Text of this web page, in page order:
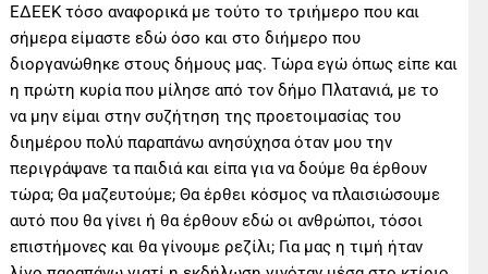
ΕΔΕΕΚ τόσο αναφορικά με τούτο το τριήμερο που και
σήμερα είμαστε εδώ όσο και στο διήμερο που
διοργανώθηκε στους δήμους μας. Τώρα εγώ όπως είπε και
η πρώτη κυρία που μίλησε από τον δήμο Πλατανιά, με το
να μην είμαι στην συζήτηση της προετοιμασίας του
διημέρου πολύ παραπάνω ανησύχησα όταν μου την
περιγράψανε τα παιδιά και είπα για να δούμε θα έρθουν
τώρα; Θα μαζευτούμε; Θα έρθει κόσμος να πλαισιώσουμε
αυτό που θα γίνει ή θα έρθουν εδώ οι ανθρώποι, τόσοι
επιστήμονες και θα γίνουμε ρεζίλι; Για μας η τιμή ήταν